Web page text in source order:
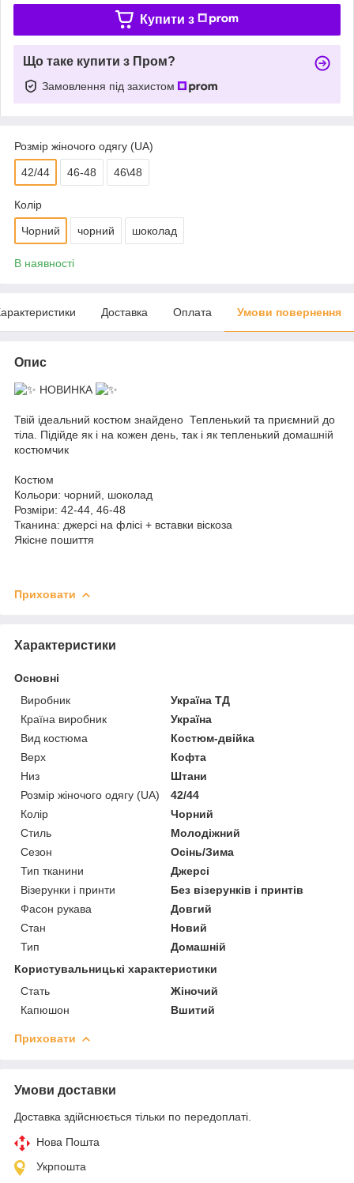
Купити з
Що таке купити з Пром?
Замовлення під захистом
Розмір жіночого одягу (UA)
42/44 46-48 46\48
Колір
Чорний чорний шоколад
В наявності
Доставка Оплата Умови повернення
Опис
НОВИНКА
Твій ідеальний костюм знайдено Тепленький та приємний до
тіла. Підійде як і на кожен день, так і як тепленький домашній
костюмчик
Костюм
Кольори: чорний, шоколад
Розміри: 42-44, 46-48
Тканина: джерсі на флісі + вставки віскоза
Якісне пошиття
Приховати
Характеристики
Основні
Виробник
Україна ТД
Країна виробник
Україна
Вид костюма
Костюм-двійка
Верх
Кофта
Низ
Штани
Розмір жіночого одягу (UA)
42/44
Колір
Чорний
Стиль
Молодіжний
Сезон
Осінь/Зима
Тип тканини
Джерсі
Візерунки і принти
Без візерунків і принтів
Фасон рукава
Довгий
Стан
Новий
Тип
Домашній
Користувальницькі характеристики
Стать
Жіночий
Капюшон
Вшитий
Приховати
Умови доставки
Доставка здійснюється тільки по передоплаті.
Нова Пошта
Укрпошта